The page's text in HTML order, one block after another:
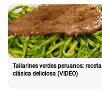
Tallarines verdes peruanos: receta
clásica deliciosa (VIDEO)